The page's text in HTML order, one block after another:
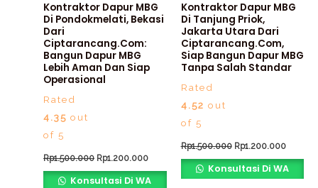
Kontraktor Dapur MBG
Di Pondokmelati, Bekasi
Dari
Ciptarancang.com:
Bangun Dapur MBG
Lebih Aman Dan Siap
Operasional
Rated
4.35 out
of 5
Rp1.500.000 Rp1.200.000
Konsultasi Di WA
Kontraktor Dapur MBG
Di Tanjung Priok,
Jakarta Utara Dari
Ciptarancang.com,
Siap Bangun Dapur MBG
Tanpa Salah Standar
Rated
4.52 out
of 5
Rp1.500.000 Rp1.200.000
Konsultasi Di WA